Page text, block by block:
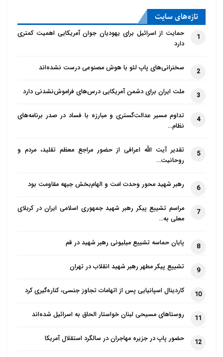
تازه‌‌های سایت
1
حمایت از اسرائیل برای یهودیان جوان آمریکایی اهمیت کمتری
دارد
2 سخنرانی‌های پاپ لئو با هوش مصنوعی درست نشده‌اند
3 ملت ایران برای دشمن آمریکایی درس‌های فراموش‌نشدنی دارد
4
تداوم مسیر عدالت‌گستری و مبارزه با فساد در صدر برنامه‌های
نظام…
5
تقدیر آیت الله اعرافی از حضور مراجع معظم تقلید، مردم و
روحانیت…
6 رهبر شهید محور وحدت امت و الهام‌بخش جبهه مقاومت بود
7
مراسم تشییع پیکر رهبر شهید جمهوری اسلامی ایران در کربلای
معلی به…
8 پایان حماسه تشییع میلیونی رهبر شهید در قم
9 تشییع پیکر مطهر رهبر شهید انقلاب در تهران
10 کاردینال اسپانیایی پس از اتهامات تجاوز جنسی، کناره‌گیری کرد
11 روستاهای مسیحی لبنان خواستار الحاق به اسرائیل شده‌اند
12 حضور پاپ در جزیره مهاجران در سالگرد استقلال آمریکا